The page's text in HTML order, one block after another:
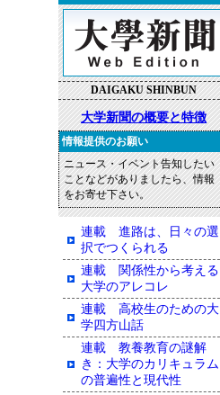
DAIGAKU SHINBUN
大学新聞の概要と特徴
情報提供のお願い
ニュース・イベント告知したい
ことなどがありましたら、情報
をお寄せ下さい。
連載 進路は、日々の選
択でつくられる
連載 関係性から考える
大学のアレコレ
連載 高校生のための大
学四方山話
連載 教養教育の謎解
き：大学のカリキュラム
の普遍性と現代性